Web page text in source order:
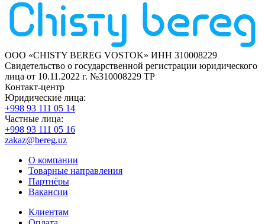
ООО «CHISTY BEREG VOSTOK» ИНН 310008229
Свидетельство о государственной регистрации юридического
лица от 10.11.2022 г. №310008229 ТР
Контакт-центр
Юридические лица:
+998 93 111 05 14
Частные лица:
+998 93 111 05 16
zakaz@bereg.uz
О компании
Товарные направления
Партнёры
Вакансии
Клиентам